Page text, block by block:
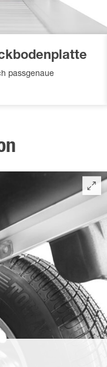
passgenaue